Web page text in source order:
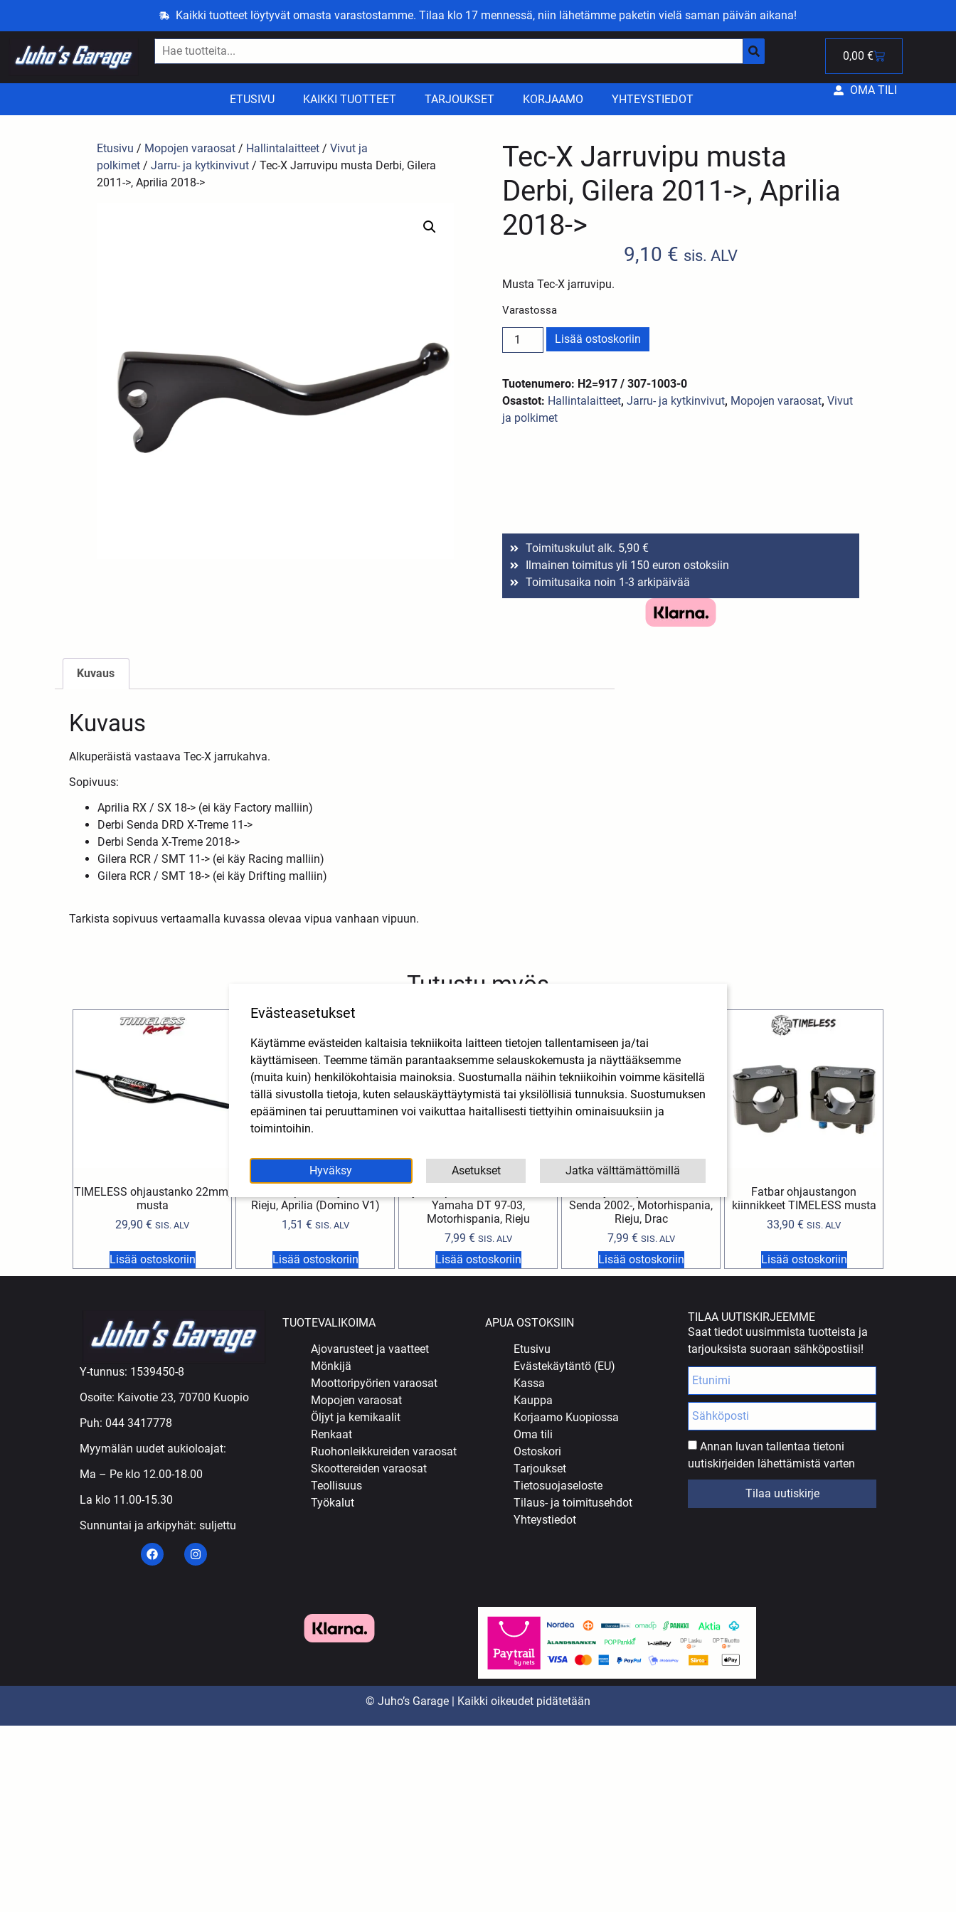
Kaikki tuotteet löytyvät omasta varastostamme. Tilaa klo 17 mennessä, niin lähetämme paketin vielä saman päivän aikana!
0,00 €
ETUSIVU KAIKKI TUOTTEET TARJOUKSET KORJAAMO YHTEYSTIEDOT
OMA TILI
Etusivu / Mopojen varaosat / Hallintalaitteet /Vivut ja
polkimet /Jarru- ja kytkinvivut / Tec-X Jarruvipu musta Derbi, Gilera
2011->, Aprilia 2018->
Tec-X Jarruvipu musta
Derbi, Gilera 2011->, Aprilia
2018->
9,10 € sis. ALV
Musta Tec-X jarruvipu.
Varastossa
Lisää ostoskoriin
Tuotenumero: H2=917 / 307-1003-0
Osastot: Hallintalaitteet,Jarru- ja kytkinvivut, Mopojen varaosat,Vivut
ja polkimet
Toimituskulut alk. 5,90 €
Ilmainen toimitus yli 150 euron ostoksiin
Toimitusaika noin 1-3 arkipäivää
Kuvaus
Kuvaus
Alkuperäistä vastaava Tec-X jarrukahva.
Sopivuus:
Aprilia RX / SX 18-> (ei käy Factory malliin)
Derbi Senda DRD X-Treme 11->
Derbi Senda X-Treme 2018->
Gilera RCR / SMT 11-> (ei käy Racing malliin)
Gilera RCR / SMT 18-> (ei käy Drifting malliin)
Tarkista sopivuus vertaamalla kuvassa olevaa vipua vanhaan vipuun.
Tutustu myös
TIMELESS ohjaustanko 22mm,
musta
29,90 € SIS. ALV
Lisää ostoskoriin
Rieju, Aprilia (Domino V1)
1,51 € SIS. ALV
Lisää ostoskoriin
Yamaha DT 97-03,
Motorhispania, Rieju
7,99 € SIS. ALV
Lisää ostoskoriin
Senda 2002-, Motorhispania,
Rieju, Drac
7,99 € SIS. ALV
Lisää ostoskoriin
Fatbar ohjaustangon
kiinnikkeet TIMELESS musta
33,90 € SIS. ALV
Lisää ostoskoriin
Y-tunnus: 1539450-8
Osoite: Kaivotie 23, 70700 Kuopio
Puh: 044 3417778
Myymälän uudet aukioloajat:
Ma – Pe klo 12.00-18.00
La klo 11.00-15.30
Sunnuntai ja arkipyhät: suljettu
TUOTEVALIKOIMA
Ajovarusteet ja vaatteet
Mönkijä
Moottoripyörien varaosat
Mopojen varaosat
Öljyt ja kemikaalit
Renkaat
Ruohonleikkureiden varaosat
Skoottereiden varaosat
Teollisuus
Työkalut
APUA OSTOKSIIN
Etusivu
Evästekäytäntö (EU)
Kassa
Kauppa
Korjaamo Kuopiossa
Oma tili
Ostoskori
Tarjoukset
Tietosuojaseloste
Tilaus- ja toimitusehdot
Yhteystiedot
TILAA UUTISKIRJEEMME
Saat tiedot uusimmista tuotteista ja
tarjouksista suoraan sähköpostiisi!
Annan luvan tallentaa tietoni
uutiskirjeiden lähettämistä varten
Tilaa uutiskirje
© Juho’s Garage | Kaikki oikeudet pidätetään
Evästeasetukset
Käytämme evästeiden kaltaisia tekniikoita laitteen tietojen tallentamiseen ja/tai
käyttämiseen. Teemme tämän parantaaksemme selauskokemusta ja näyttääksemme
(muita kuin) henkilökohtaisia mainoksia. Suostumalla näihin tekniikoihin voimme käsitellä
tällä sivustolla tietoja, kuten selauskäyttäytymistä tai yksilöllisiä tunnuksia. Suostumuksen
epääminen tai peruuttaminen voi vaikuttaa haitallisesti tiettyihin ominaisuuksiin ja
toimintoihin.
Hyväksy Asetukset Jatka välttämättömillä